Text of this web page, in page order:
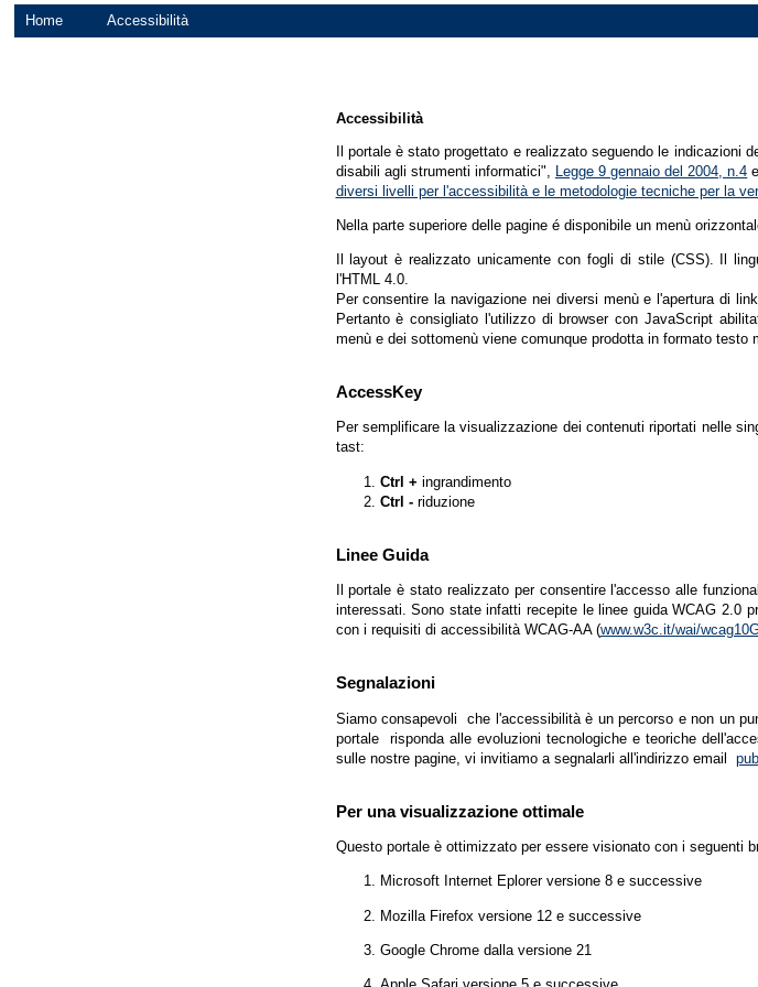
Home Accessibilità
Accessibilità
Il portale è stato progettato e realizzato seguendo le indicazioni
disabili agli strumenti informatici", Legge 9 gennaio del 2004, n.4
diversi livelli per l'accessibilità e le metodologie tecniche per la
Nella parte superiore delle pagine é disponibile un menù
Il layout è realizzato unicamente con fogli di stile (CSS). Il
l'HTML 4.0.
Per consentire la navigazione nei diversi menù e l'apertura di
Pertanto è consigliato l'utilizzo di browser con JavaScript
menù e dei sottomenù viene comunque prodotta in formato testo
AccessKey
Per semplificare la visualizzazione dei contenuti riportati nelle
tast:
Ctrl + ingrandimento
Ctrl -riduzione
Linee Guida
Il portale è stato realizzato per consentire l'accesso alle
interessati. Sono state infatti recepite le linee guida WCAG 2.0
con i requisiti di accessibilità WCAG-AA (www.w3c.it/wai/
Segnalazioni
Siamo consapevoli che l'accessibilità è un percorso e non un
portale risponda alle evoluzioni tecnologiche e teoriche
sulle nostre pagine, vi invitiamo a segnalarli all'indirizzo email
Per una visualizzazione ottimale
Questo portale è ottimizzato per essere visionato con i seguenti
Microsoft Internet Eplorer versione 8 e successive
Mozilla Firefox versione 12 e successive
Google Chrome dalla versione 21